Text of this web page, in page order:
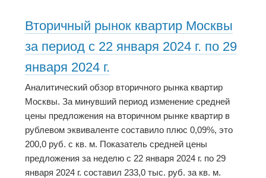
Вторичный рынок квартир Москвы
за период с 22 января 2024 г. по 29
января 2024 г.
Аналитический обзор вторичного рынка квартир
Москвы. За минувший период изменение средней
цены предложения на вторичном рынке квартир в
рублевом эквиваленте составило плюс 0,09%, это
200,0 руб. с кв. м. Показатель средней цены
предложения за неделю с 22 января 2024 г. по 29
января 2024 г. составил 233,0 тыс. руб. за кв. м.